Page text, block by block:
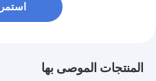
استمر
المنتجات الموصى بها